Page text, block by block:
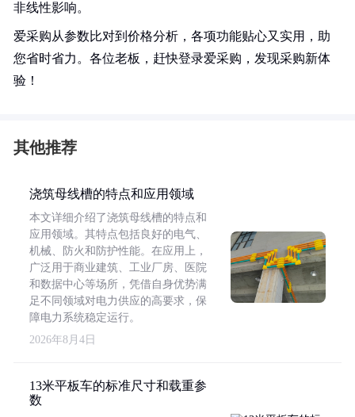
非线性影响。
爱采购从参数比对到价格分析，各项功能贴心又实用，助
您省时省力。各位老板，赶快登录爱采购，发现采购新体
验！
其他推荐
浇筑母线槽的特点和应用领域
本文详细介绍了浇筑母线槽的特点和
应用领域。其特点包括良好的电气、
机械、防火和防护性能。在应用上，
广泛用于商业建筑、工业厂房、医院
和数据中心等场所，凭借自身优势满
足不同领域对电力供应的高要求，保
障电力系统稳定运行。
2026年8月4日
13米平板车的标准尺寸和载重参
数